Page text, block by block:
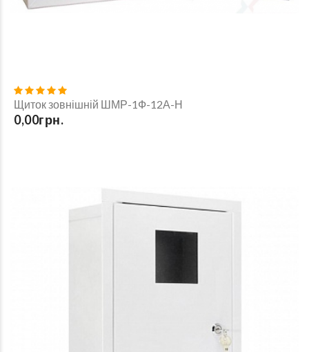
Щиток зовнішній ШМР-1Ф-12А-Н
0,00грн.